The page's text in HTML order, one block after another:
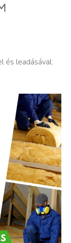
és leadásával: